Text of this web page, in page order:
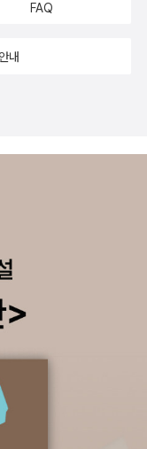
되었다는 불안감에 얼
아이들은 대부분 11월
한 생각을 하며 읽었
는 힘이 있는 책을 매
고 행복하게 살아야겠
에 본 영화는모두 한국
찌나 웃었던지 배꼽이
었다기보다는 고전적
랜 팬인만큼 즐겁게
>를 보면서도 웃긴 많
에 어찌나 씁쓸하던
이 빠지면 할 얘기가
는건 나는 거의 젬병!!
저것들을 붙들고 있을
FAQ
내